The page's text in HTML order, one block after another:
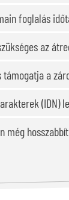
foglalás
az
támogatja a
(IDN)
még